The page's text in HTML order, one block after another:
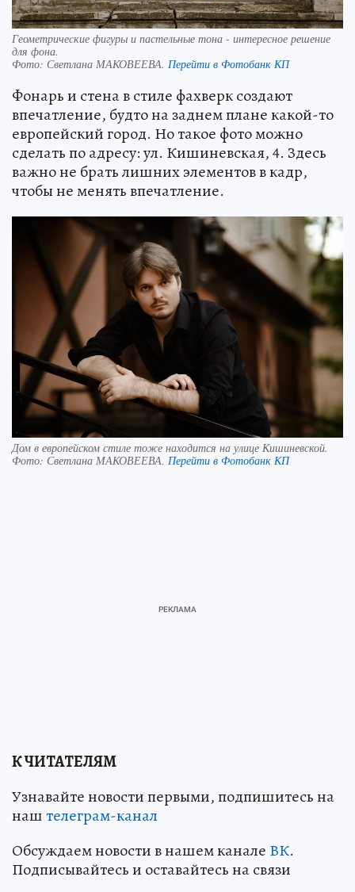
Геометрические фигуры и пастельные тона - интересное решение
для фона.
Фото: Светлана МАКОВЕЕВА. Перейти в Фотобанк КП
Фонарь и стена в стиле фахверк создают
впечатление, будто на заднем плане какой-то
европейский город. Но такое фото можно
сделать по адресу: ул. Кишиневская, 4. Здесь
важно не брать лишних элементов в кадр,
чтобы не менять впечатление.
Дом в европейском стиле тоже находится на улице Кишиневской.
Фото: Светлана МАКОВЕЕВА. Перейти в Фотобанк КП
К ЧИТАТЕЛЯМ
Узнавайте новости первыми, подпишитесь на
наштелеграм-канал
Обсуждаем новости в нашем канале ВК.
Подписывайтесь и оставайтесь на связи